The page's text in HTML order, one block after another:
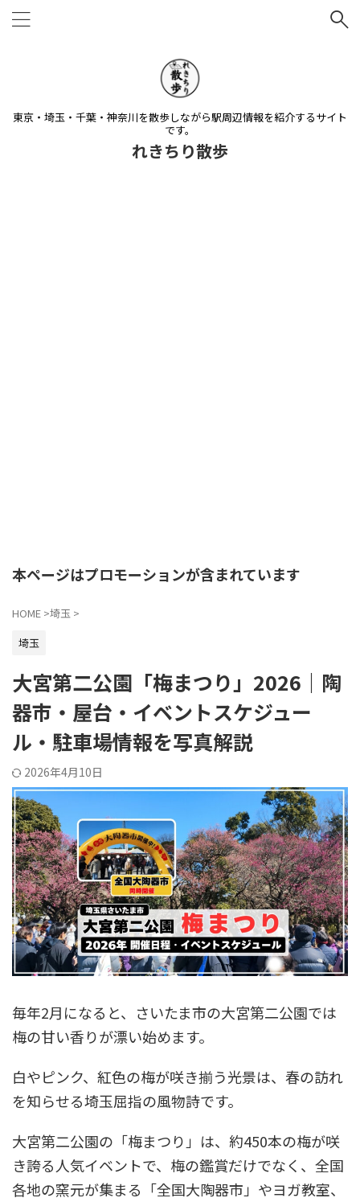
東京・埼玉・千葉・神奈川を散歩しながら駅周辺情報を紹介するサイト
です。
れきちり散歩
本ページはプロモーションが含まれています
HOME >埼玉 >
埼玉
大宮第二公園「梅まつり」2026｜陶
器市・屋台・イベントスケジュー
ル・駐車場情報を写真解説
2026年4月10日
毎年2月になると、さいたま市の大宮第二公園では
梅の甘い香りが漂い始めます。
白やピンク、紅色の梅が咲き揃う光景は、春の訪れ
を知らせる埼玉屈指の風物詩です。
大宮第二公園の「梅まつり」は、約450本の梅が咲
き誇る人気イベントで、梅の鑑賞だけでなく、全国
各地の窯元が集まる「全国大陶器市」やヨガ教室、